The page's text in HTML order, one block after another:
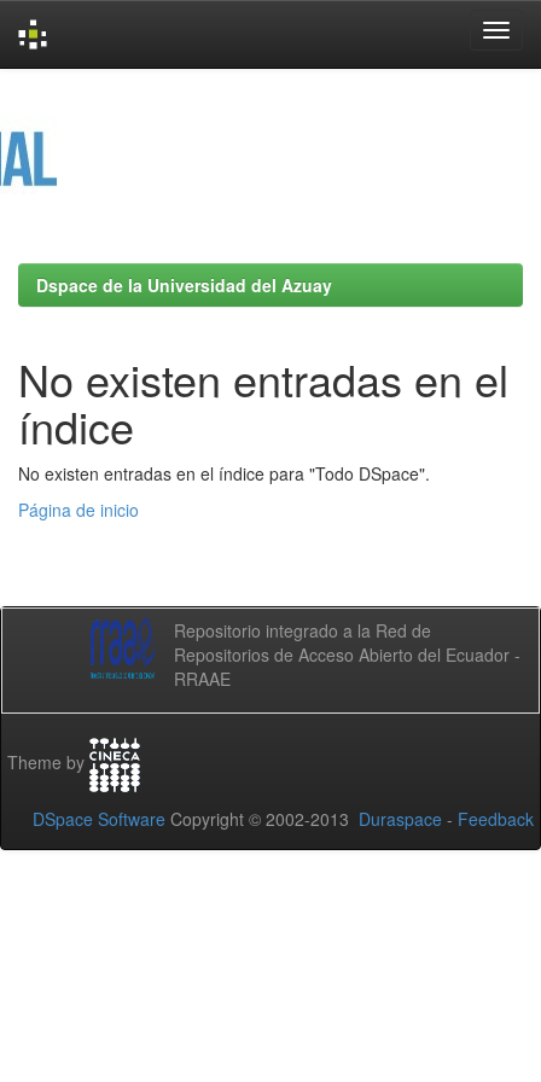
Dspace de la Universidad del Azuay
No existen entradas en el
índice
No existen entradas en el índice para "Todo DSpace".
Página de inicio
Repositorio integrado a la Red de
Repositorios de Acceso Abierto del Ecuador -
RRAAE
Theme by
DSpace Software Copyright © 2002-2013 Duraspace - Feedback